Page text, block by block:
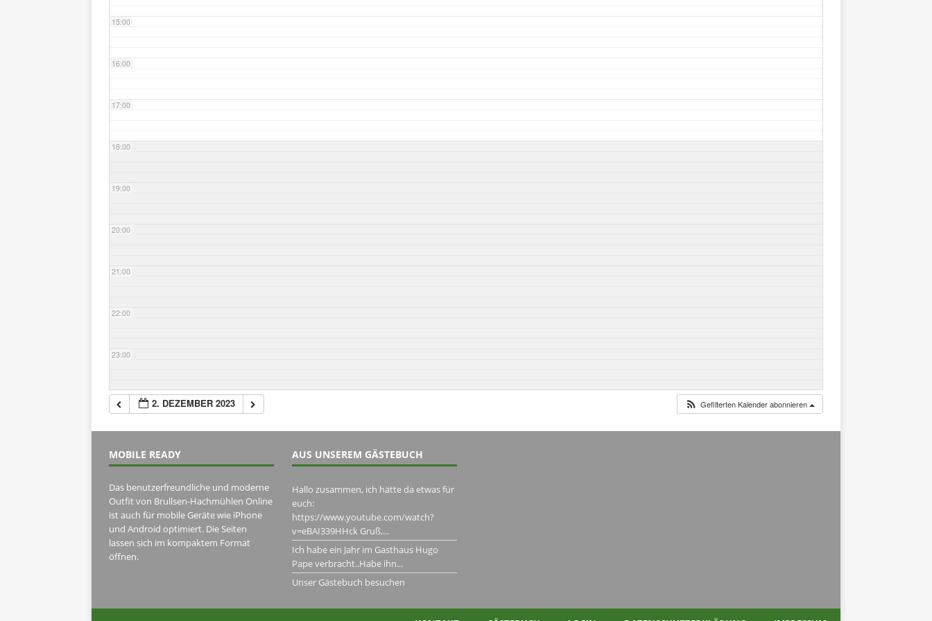
15:00
16:00
17:00
18:00
19:00
20:00
21:00
22:00
23:00
2. DEZEMBER 2023 Gefilterten Kalender abonnieren
MOBILE READY
Das benutzerfreundliche und moderne
Outfit von Brullsen-Hachmühlen Online
ist auch für mobile Geräte wie iPhone
und Android optimiert. Die Seiten
lassen sich im kompaktem Format
öffnen.
AUS UNSEREM GÄSTEBUCH
Hallo zusammen, ich hätte da etwas für
euch:
https://www.youtube.com/watch?
v=eBAI339HHck Gruß,...
Ich habe ein Jahr im Gasthaus Hugo
Pape verbracht..Habe ihn...
Unser Gästebuch besuchen